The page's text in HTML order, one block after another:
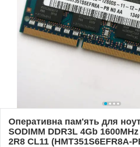
Оперативна пам'ять для
SODIMM DDR3L 4Gb
2R8 CL11 (HMT351S6EFR8A-